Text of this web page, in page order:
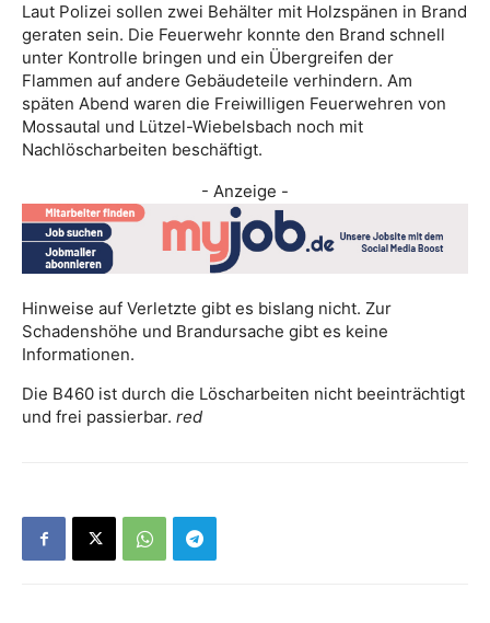
Laut Polizei sollen zwei Behälter mit Holzspänen in Brand
geraten sein. Die Feuerwehr konnte den Brand schnell
unter Kontrolle bringen und ein Übergreifen der
Flammen auf andere Gebäudeteile verhindern. Am
späten Abend waren die Freiwilligen Feuerwehren von
Mossautal und Lützel-Wiebelsbach noch mit
Nachlöscharbeiten beschäftigt.
- Anzeige -
Hinweise auf Verletzte gibt es bislang nicht. Zur
Schadenshöhe und Brandursache gibt es keine
Informationen.
Die B460 ist durch die Löscharbeiten nicht beeinträchtigt
und frei passierbar. red